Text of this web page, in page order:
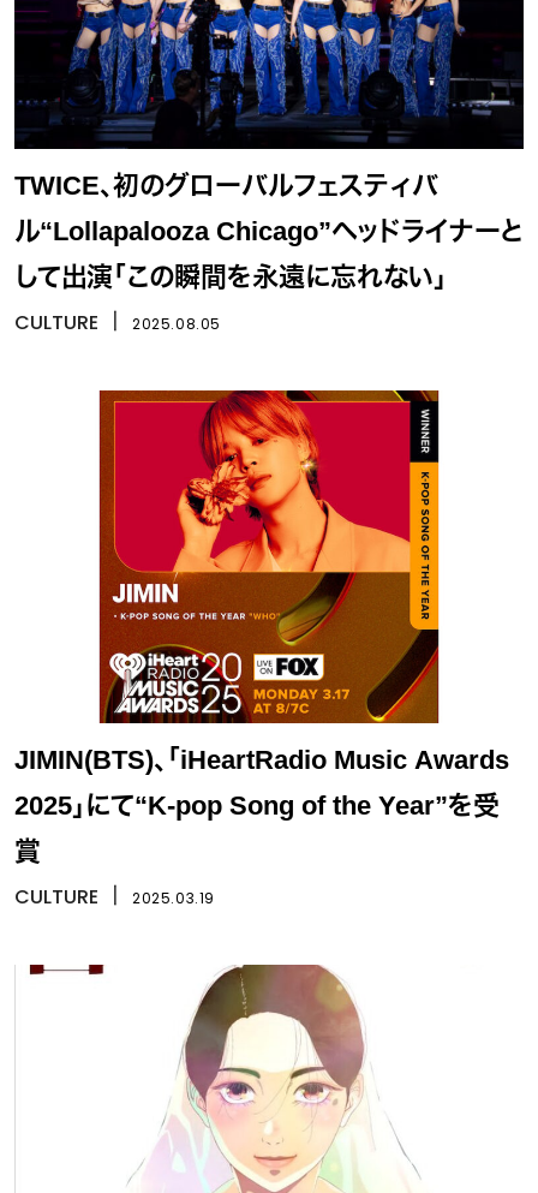
TWICE、初のグローバルフェスティバ
ル“Lollapalooza Chicago”ヘッドライナーと
して出演「この瞬間を永遠に忘れない」
CULTURE 2025.08.05
JIMIN(BTS)、「iHeartRadio Music Awards
2025」にて“K-pop Song of the Year”を受
賞
CULTURE 2025.03.19